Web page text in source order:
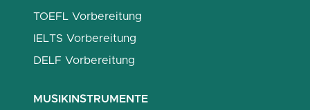
TOEFL Vorbereitung
IELTS Vorbereitung
DELF Vorbereitung
MUSIKINSTRUMENTE